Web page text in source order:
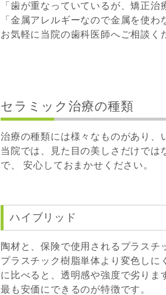
「歯が重なっていているが、矯正治
「金属アレルギーなので金属を使わ
お気軽に当院の歯科医師へご相談く
セラミック治療の種類
治療の種類には様々なものがあり、
当院では、見た目の美しさだけで
で、 安心しておまかせください。
ハイブリッド
陶材と、保険で使用されるプラスチ
プラスチック樹脂単体より変色し
に比べると、透明感や強度で劣りま
最も安価にできるのが特徴です。